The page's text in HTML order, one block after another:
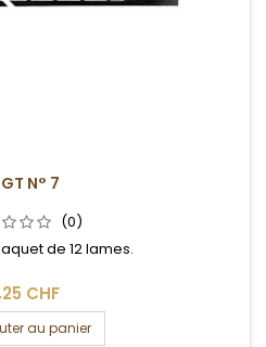
N° 7
(0)
de 12 lames.
CHF
au panier